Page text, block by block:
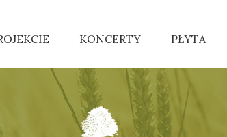
KONCERTY PŁYTA